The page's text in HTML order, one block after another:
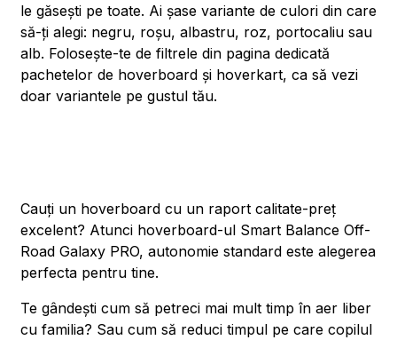
le găsești pe toate. Ai șase variante de culori din care
să-ți alegi: negru, roșu, albastru, roz, portocaliu sau
alb. Folosește-te de filtrele din pagina dedicată
pachetelor de hoverboard și hoverkart, ca să vezi
doar variantele pe gustul tău.
Cauți un hoverboard cu un raport calitate-preț
excelent? Atunci hoverboard-ul Smart Balance Off-
Road Galaxy PRO, autonomie standard este alegerea
perfecta pentru tine.
Te gândești cum să petreci mai mult timp în aer liber
cu familia? Sau cum să reduci timpul pe care copilul